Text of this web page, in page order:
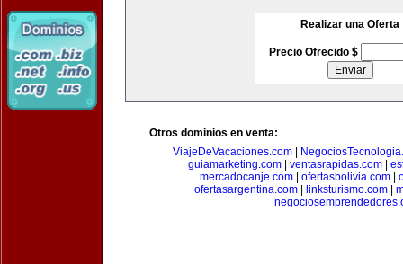
Realizar una Oferta
Precio Ofrecido $
Otros dominios en venta:
ViajeDeVacaciones.com
guiamarketing.com| ventasrapidas.com|
mercadocanje.com
ofertasbolivia.com
ofertasargentina.com| linksturismo.com|